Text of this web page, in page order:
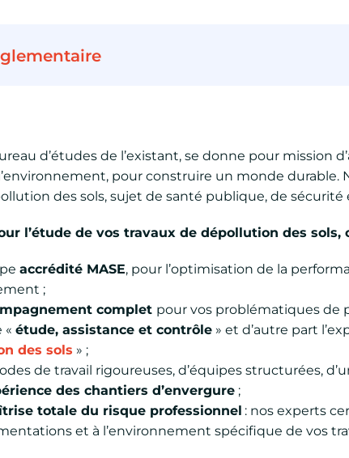
d’études de l’existant, se donne pour mission
pour construire un monde durable.
des sols, sujet de santé publique, de sécurité
l’étude de vos travaux de dépollution des sols,
accrédité MASE, pour l’optimisation de la
;
complet pour vos problématiques de
«étude, assistance et contrôle » et d’autre part
des sols » ;
de travail rigoureuses, d’équipes structurées,
des chantiers d’envergure ;
totale du risque professionnel : nos experts
et à l’environnement spécifique de vos